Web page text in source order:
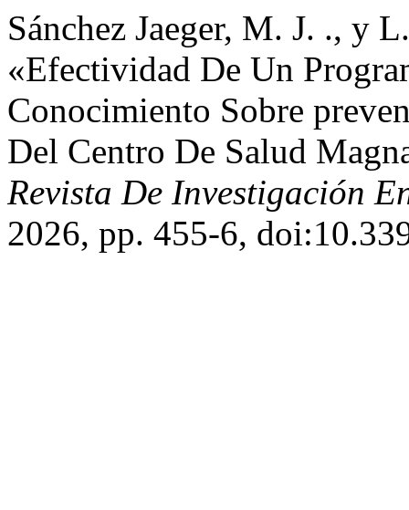
Sánchez Jaeger, M. J. ., y
«Efectividad De Un
Conocimiento Sobre
Del Centro De Salud
Revista De Investigación
2026, pp. 455-6,